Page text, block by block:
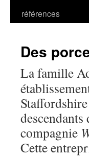
références
Des
La famille
compagnie
Cette